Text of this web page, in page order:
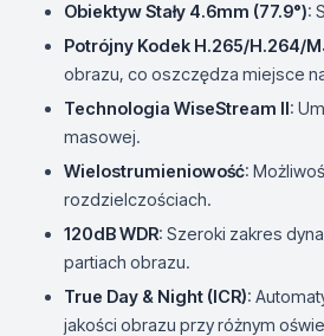
Obiektyw Stały 4.6mm (77.9°):
Potrójny Kodek H.265/H.264/
obrazu, co oszczędza miejsce
Technologia WiseStream II:
masowej.
Wielostrumieniowość:
rozdzielczościach.
120dB WDR: Szeroki zakres
partiach obrazu.
True Day & Night (ICR):
jakości obrazu przy różnym